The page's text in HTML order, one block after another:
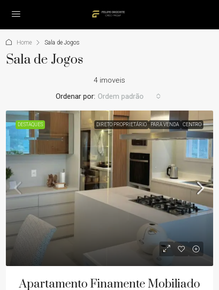
Home Sala de Jogos
Sala de Jogos
4 imoveis
Ordenar por: Ordem padrão
DESTAQUES DIRETO PROPRIETÁRIO PARA VENDA CENTRO
Apartamento Finamente Mobiliado